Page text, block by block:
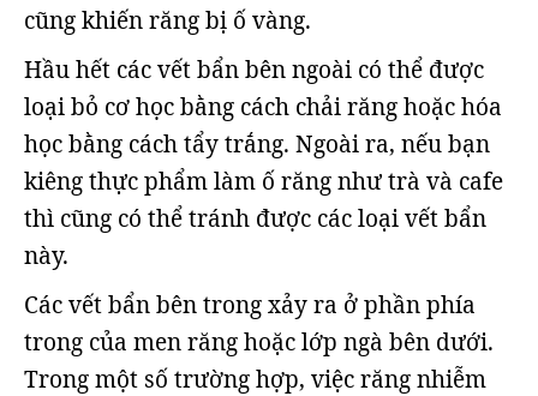
cũng khiến răng bị ố vàng.
Hầu hết các vết bẩn bên ngoài có thể được
loại bỏ cơ học bằng cách chải răng hoặc hóa
học bằng cách tẩy trắng. Ngoài ra, nếu bạn
kiêng thực phẩm làm ố răng như trà và cafe
thì cũng có thể tránh được các loại vết bẩn
này.
Các vết bẩn bên trong xảy ra ở phần phía
trong của men răng hoặc lớp ngà bên dưới.
Trong một số trường hợp, việc răng nhiễm